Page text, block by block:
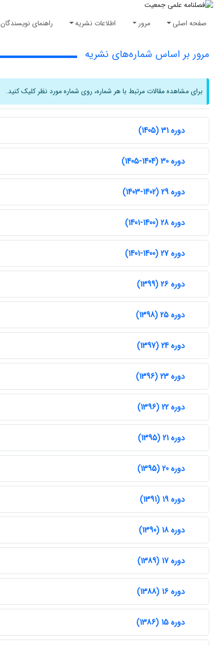
صفحه اصلی مرور اطلاعات نشریه راهنمای نویسندگان
مرور بر اساس شماره‌های نشریه
برای مشاهده مقالات مرتبط با هر شماره، روی شماره مورد نظر کلیک کنید.
دوره 31 (1405)
دوره 30 (1404-1405)
دوره 29 (1402-1403)
دوره 28 (1400-1401)
دوره 27 (1400-1401)
دوره 26 (1399)
دوره 25 (1398)
دوره 24 (1397)
دوره 23 (1396)
دوره 22 (1396)
دوره 21 (1395)
دوره 20 (1395)
دوره 19 (1391)
دوره 18 (1390)
دوره 17 (1389)
دوره 16 (1388)
دوره 15 (1386)